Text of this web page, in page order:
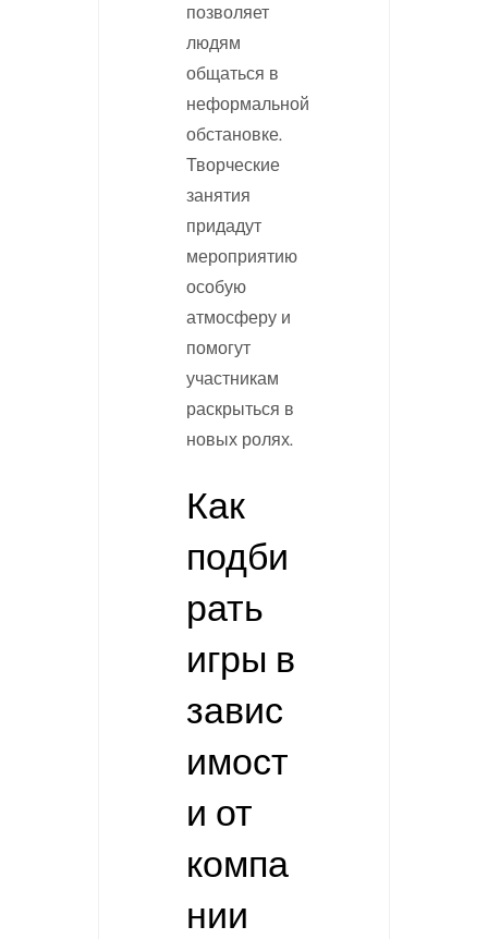
позволяет
людям
общаться в
неформальной
обстановке.
Творческие
занятия
придадут
мероприятию
особую
атмосферу и
помогут
участникам
раскрыться в
новых ролях.
Как
подби
рать
игры в
завис
имост
и от
компа
нии